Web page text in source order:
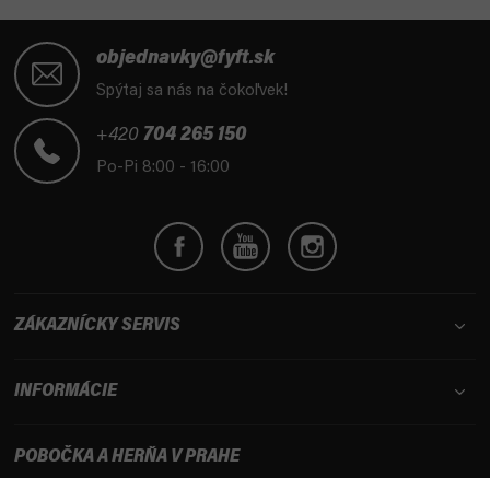
objednavky@fyft.sk
Spýtaj sa nás na čokoľvek!
+420 704 265 150
Po-Pi 8:00 - 16:00
ZÁKAZNÍCKY SERVIS
INFORMÁCIE
POBOČKA A HERŇA V PRAHE